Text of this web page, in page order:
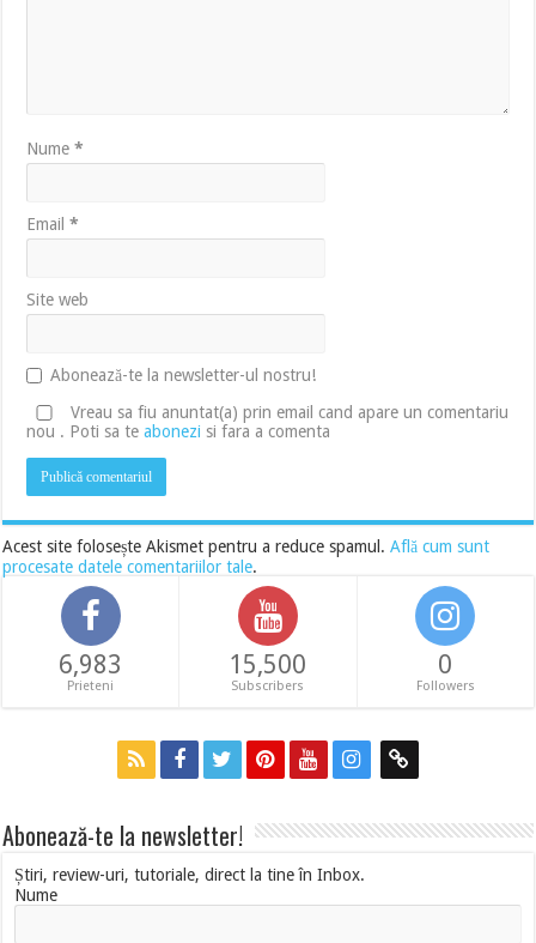
Nume*
Email*
Site web
Abonează-te la newsletter-ul nostru!
Vreau sa fiu anuntat(a) prin email cand apare un comentariu
nou . Poti sa teabonezi si fara a comenta
Acest site folosește Akismet pentru a reduce spamul.Află cum sunt
procesate datele comentariilor tale.
6,983
Prieteni
15,500
Subscribers
0
Followers
Abonează-te la newsletter!
Știri, review-uri, tutoriale, direct la tine în Inbox.
Nume